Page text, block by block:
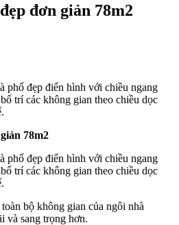
đơn giản 78m2
phố đẹp điển hình với chiều ngang
trí các không gian theo chiều dọc
78m2
phố đẹp điển hình với chiều ngang
trí các không gian theo chiều dọc
bộ không gian của ngôi nhà
và sang trọng hơn.